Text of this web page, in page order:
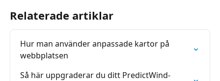
Relaterade artiklar
Hur man använder anpassade kartor på
webbplatsen
Så här uppgraderar du ditt PredictWind-